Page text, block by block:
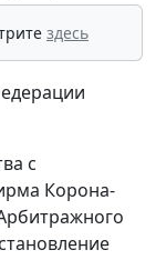
здесь
с
Корона-